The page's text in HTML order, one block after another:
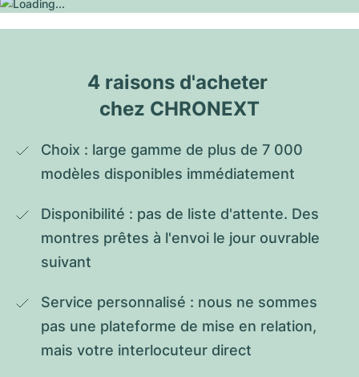
4 raisons d'acheter
chez CHRONEXT
Choix : large gamme de plus de 7 000
modèles disponibles immédiatement
Disponibilité : pas de liste d'attente. Des
montres prêtes à l'envoi le jour ouvrable
suivant
Service personnalisé : nous ne sommes
pas une plateforme de mise en relation,
mais votre interlocuteur direct